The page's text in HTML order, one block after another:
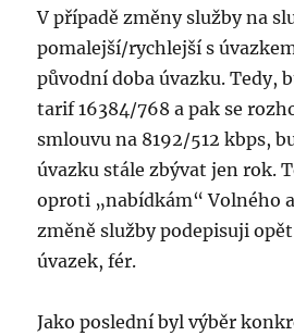
V případě změny služby na
pomalejší/rychlejší s
původní doba úvazku. Tedy,
tarif 16384/768 a pak se
smlouvu na 8192/512 kbps,
úvazku stále zbývat jen rok.
oproti „nabídkám“ Volného
změně služby podepisuji
úvazek, fér.
Jako poslední byl výběr